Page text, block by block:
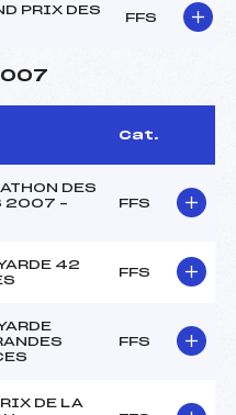
PRIX DES
FFS
Cat.
DES
2007 –
FFS
42
FFS
FFS
DE LA